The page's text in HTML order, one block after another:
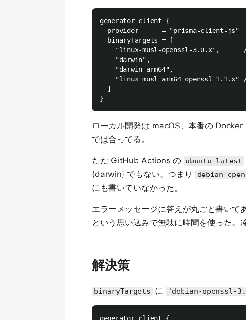
generator client {
  provider      = "prisma-client-js"
  binaryTargets = [
"linux-musl-openssl-3.0.x",
"darwin",
"darwin-arm64",
"linux-musl-arm64-openssl-1.1.x"
  ]
ローカル開発は macOS、本番の
では合ってる。
ただ GitHub Actions の ubuntu-latest
(darwin) でもない。つまり
debian-
にも書いていなかった。
エラーメッセージに答えが丸ごと書いて
という思い込みで無駄に時間を使った。
解決策
binaryTargets に "debian-openssl-
generator client {